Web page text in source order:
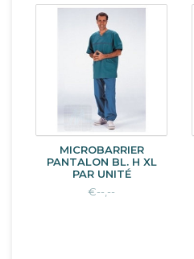
MICROBARRIER
PANTALON BL. H XL
PAR UNITÉ
€--,--